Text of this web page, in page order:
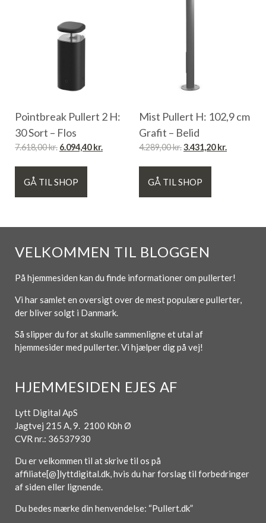
Pointbreak Pullert 2 H:
30 Sort – Flos
7.618,00kr. 6.094,40kr.
GÅ TIL SHOP
Mist Pullert H: 102,9 cm
Grafit – Belid
4.289,00kr.3.431,20kr.
GÅ TIL SHOP
VELKOMMEN TIL BLOGGEN
På hjemmesiden kan du finde informationer om pullerter!
Vi har samlet en oversigt over de mest populære pullerter,
der bliver solgt i Danmark.
Så slipper du for at skulle sammenligne et utal af
hjemmesider med pullerter. Vi hjælper dig på vej!
HJEMMESIDEN EJES AF
Lytt Digital ApS
Jagtvej 215 A, 9. 2100 Kbh Ø
CVR nr.: 36537930
Du er velkommen til at skrive til os på
affiliate[@]lyttdigital.dk, hvis du har forslag til forbedringer
af siden eller lignende.
Du bedes mærke din henvendelse: “Pullert.dk”